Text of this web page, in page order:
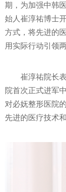
期，为加强中韩
始人崔淳祐博士
方式，将先进的
用实际行动引领
崔淳祐院长
院首次正式进军
对必妩整形医院
先进的医疗技术和